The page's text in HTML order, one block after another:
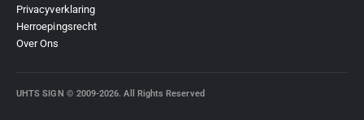
Privacyverklaring
Herroepingsrecht
Over Ons
UHTS SIGN © 2009-2026. All Rights Reserved